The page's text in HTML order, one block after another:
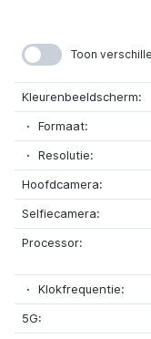
Toon
Kleurenbeeldscherm:
Formaat:
Resolutie:
Hoofdcamera:
Selfiecamera:
Processor:
Klokfrequentie:
5G: